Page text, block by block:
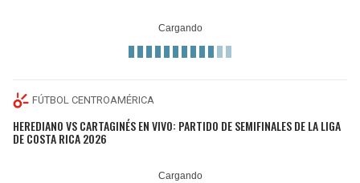
FÚTBOL CENTROAMÉRICA
HEREDIANO VS CARTAGINÉS EN VIVO: PARTIDO DE SEMIFINALES DE LA LIGA
DE COSTA RICA 2026